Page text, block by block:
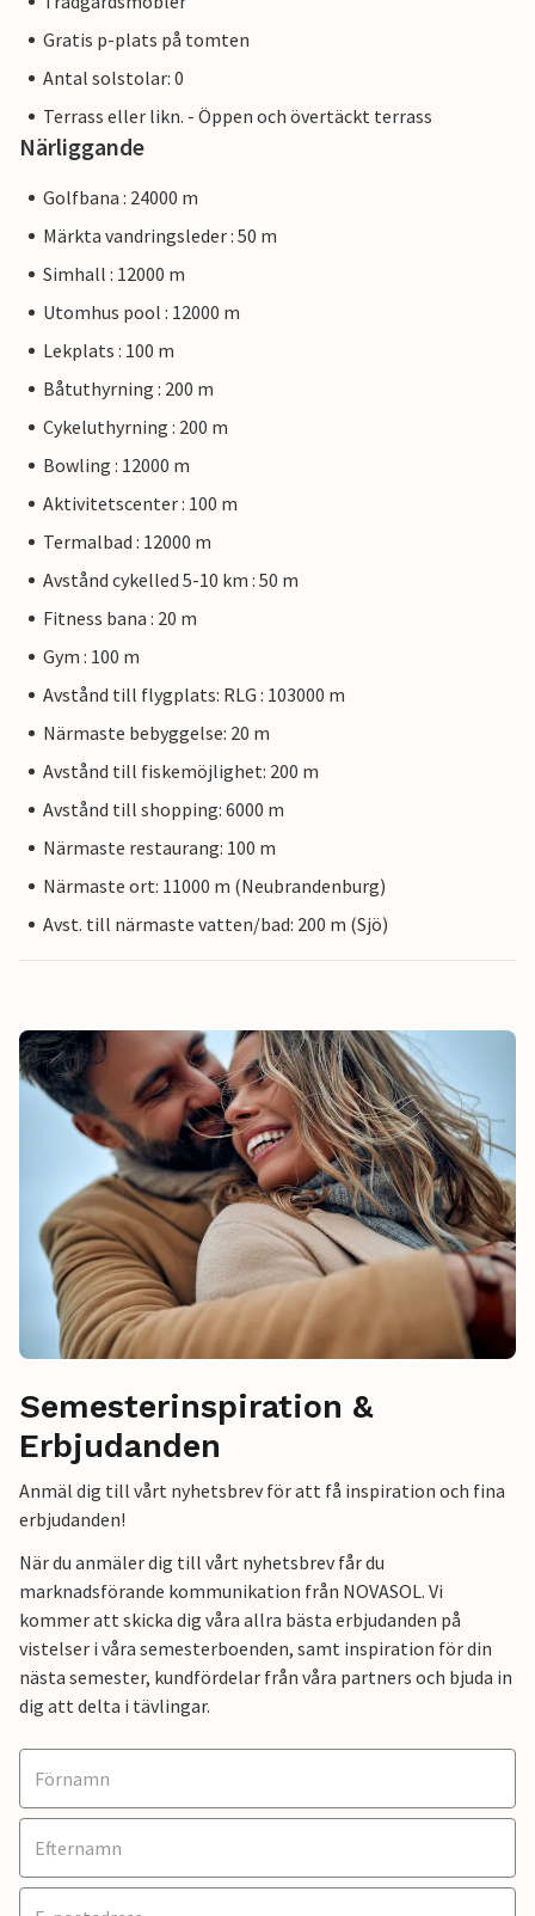
Gratis p-plats på tomten
Antal solstolar: 0
Terrass eller likn. - Öppen och övertäckt terrass
Närliggande
Golfbana : 24000 m
Märkta vandringsleder : 50 m
Simhall : 12000 m
Utomhus pool : 12000 m
Lekplats : 100 m
Båtuthyrning : 200 m
Cykeluthyrning : 200 m
Bowling : 12000 m
Aktivitetscenter : 100 m
Termalbad : 12000 m
Avstånd cykelled 5-10 km : 50 m
Fitness bana : 20 m
Gym : 100 m
Avstånd till flygplats: RLG : 103000 m
Närmaste bebyggelse: 20 m
Avstånd till fiskemöjlighet: 200 m
Avstånd till shopping: 6000 m
Närmaste restaurang: 100 m
Närmaste ort: 11000 m (Neubrandenburg)
Avst. till närmaste vatten/bad: 200 m (Sjö)
Semesterinspiration &
Erbjudanden
Anmäl dig till vårt nyhetsbrev för att få inspiration och fina
erbjudanden!
När du anmäler dig till vårt nyhetsbrev får du
marknadsförande kommunikation från NOVASOL. Vi
kommer att skicka dig våra allra bästa erbjudanden på
vistelser i våra semesterboenden, samt inspiration för din
nästa semester, kundfördelar från våra partners och bjuda in
dig att delta i tävlingar.